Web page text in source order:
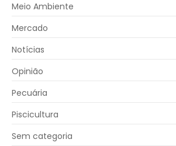
Meio Ambiente
Mercado
Notícias
Opinião
Pecuária
Piscicultura
Sem categoria